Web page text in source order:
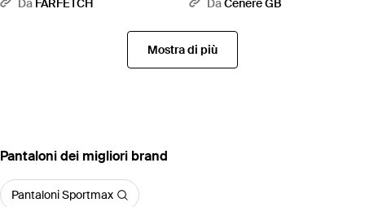
Da FARFETCH DaCenere GB
Mostra di più
‪Pantaloni‬ dei migliori brand
Pantaloni Sportmax